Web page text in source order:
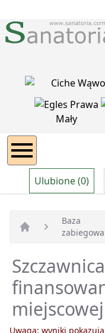
Ulubione (0)
Strona główna
Baza
zabiegowa
miejscowej
Uwaga: wyniki